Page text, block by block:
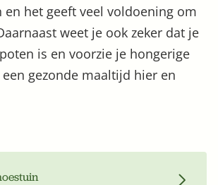
Zoek
en het geeft veel voldoening om
weet je ook zeker dat je
is en voorzie je hongerige
gezonde maaltijd hier en